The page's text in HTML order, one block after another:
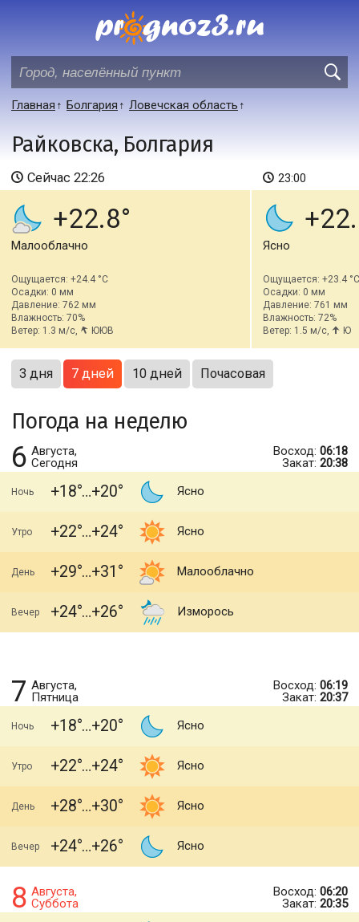
Главная Болгария Ловечская область
Райковска, Болгария
Сейчас 22:26
+22.8
Малооблачно
Ощущается: +24.4 °C
Осадки: 0 мм
Давление: 762 мм
Влажность: 70%
Ветер: 1.3 м/с,
ЮЮВ
23:00
Ясно
Ощущается: +23.4 °C
Осадки: 0 мм
Давление: 761 мм
Влажность: 72%
Ветер: 1.5 м/с,
Ю
3 дня 7 дней 10 дней Почасовая
Погода на неделю
6 Августа,
Сегодня
Восход: 06:18
Закат: 20:38
Ночь +18 +20 Ясно
Утро +22 +24 Ясно
День +29 +31 Малооблачно
Вечер +24 +26 Изморось
7 Августа,
Пятница
Восход: 06:19
Закат: 20:37
Ночь +18 +20 Ясно
Утро +22 +24 Ясно
День +28 +30 Ясно
Вечер +24 +26 Ясно
8 Августа,
Суббота
Восход: 06:20
Закат: 20:35